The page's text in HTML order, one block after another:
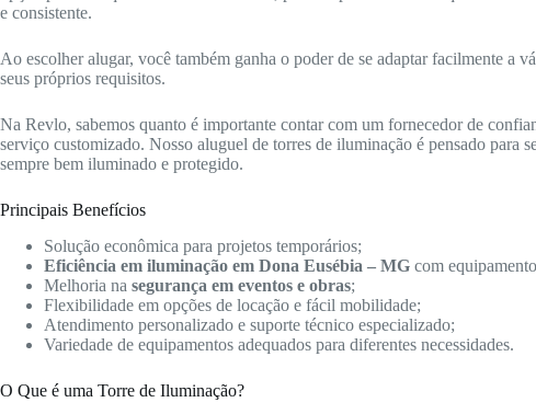
e consistente.
Ao escolher alugar, você também ganha o poder de se adaptar facilmente a
seus próprios requisitos.
Na Revlo, sabemos quanto é importante contar com um fornecedor de
serviço customizado. Nosso aluguel de torres de iluminação é pensado para
sempre bem iluminado e protegido.
Principais Benefícios
Solução econômica para projetos temporários;
Eficiência em iluminação em Dona Eusébia – MG com
Melhoria na segurança em eventos e obras;
Flexibilidade em opções de locação e fácil mobilidade;
Atendimento personalizado e suporte técnico especializado;
Variedade de equipamentos adequados para diferentes necessidades.
O Que é uma Torre de Iluminação?